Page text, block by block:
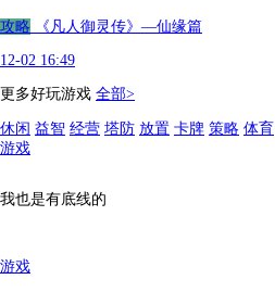
攻略 《凡人御灵传》—仙缘篇
12-02 16:49
更多好玩游戏 全部>
休闲 益智 经营 塔防 放置 卡牌 策略 体育
游戏
我也是有底线的
游戏